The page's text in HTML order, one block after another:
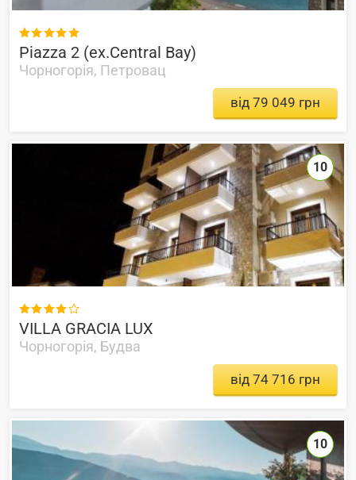

Piazza 2 (ex.Central Bay)
Чорногорія, Петровац
від 79 049 грн

VILLA GRACIA LUX
Чорногорія, Будва
10
від 74 716 грн
10